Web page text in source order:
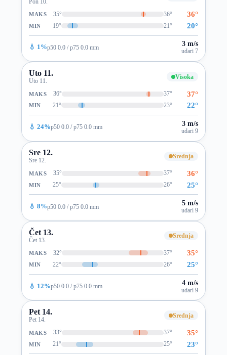
MAKS 35° 36° 36°
MIN 19° 21° 20°
💧 1%p50 0.0 / p75 0.0 mm 3 m/s
udari 7
Uto 11.
Uto 11.
Visoka
MAKS 36° 37° 37°
MIN 21° 23° 22°
💧 24%p50 0.0 / p75 0.0 mm 3 m/s
udari 9
Sre 12.
Sre 12.
Srednja
MAKS 35° 37° 36°
MIN 25° 26° 25°
💧 8%p50 0.0 / p75 0.0 mm 5 m/s
udari 9
Čet 13.
Čet 13.
Srednja
MAKS 32° 37° 35°
MIN 22° 26° 25°
💧 12%p50 0.0 / p75 0.0 mm 4 m/s
udari 9
Pet 14.
Pet 14.
Srednja
MAKS 33° 37° 35°
MIN 21° 25° 23°